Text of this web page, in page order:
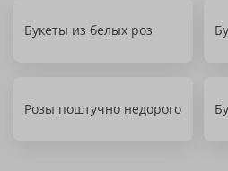
Букеты из белых роз
Розы поштучно недорого